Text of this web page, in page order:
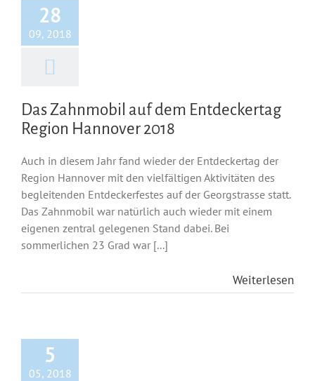
28
09, 2018
Das Zahnmobil auf dem Entdeckertag
Region Hannover 2018
Auch in diesem Jahr fand wieder der Entdeckertag der
Region Hannover mit den vielfältigen Aktivitäten des
begleitenden Entdeckerfestes auf der Georgstrasse statt.
Das Zahnmobil war natürlich auch wieder mit einem
eigenen zentral gelegenen Stand dabei. Bei
sommerlichen 23 Grad war [...]
Weiterlesen
5
05, 2018